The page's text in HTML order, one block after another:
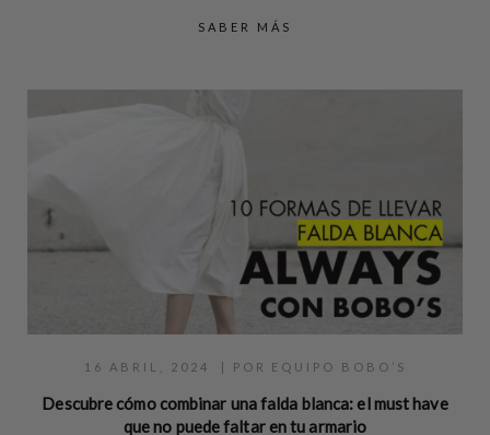
SABER MÁS
16 ABRIL, 2024 | POR EQUIPO BOBO’S
Descubre cómo combinar una falda blanca: el must have
que no puede faltar en tu armario